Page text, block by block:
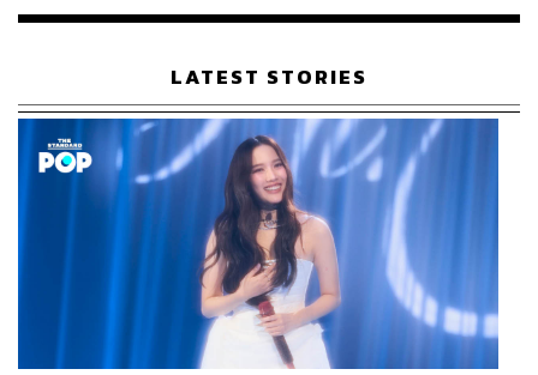
เรือนไทยที่ถูกซุกไว้
LATEST STORIES